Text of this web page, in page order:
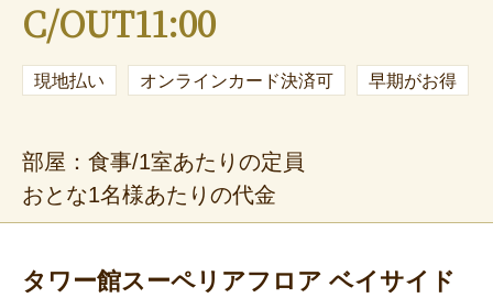
C/OUT11:00
現地払い オンラインカード決済可 早期がお得
部屋：食事/1室あたりの定員
おとな1名様あたりの代金
タワー館スーペリアフロア ベイサイド